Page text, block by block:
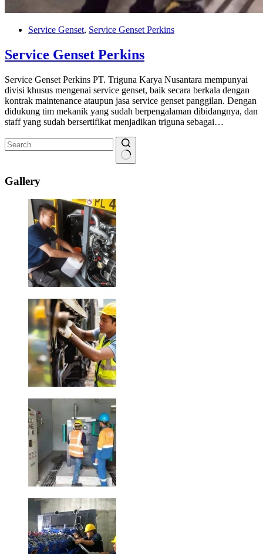
Service Genset, Service Genset Perkins
Service Genset Perkins
Service Genset Perkins PT. Triguna Karya Nusantara mempunyai
divisi khusus mengenai service genset, baik secara berkala dengan
kontrak maintenance ataupun jasa service genset panggilan. Dengan
didukung tim mekanik yang sudah berpengalaman dibidangnya, dan
staff yang sudah bersertifikat menjadikan triguna sebagai…
results
Gallery